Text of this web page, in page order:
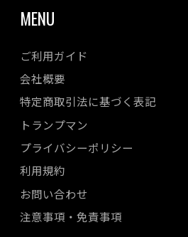
MENU
ご利用ガイド
会社概要
特定商取引法に基づく表記
トランプマン
プライバシーポリシー
利用規約
お問い合わせ
注意事項・免責事項